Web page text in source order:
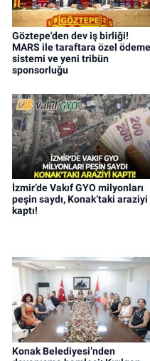
Göztepe'den dev iş birliği!
MARS ile taraftara özel ödeme
sistemi ve yeni tribün
sponsorluğu
İzmir’de Vakıf GYO milyonları
peşin saydı, Konak’taki araziyi
kaptı!
Konak Belediyesi’nden